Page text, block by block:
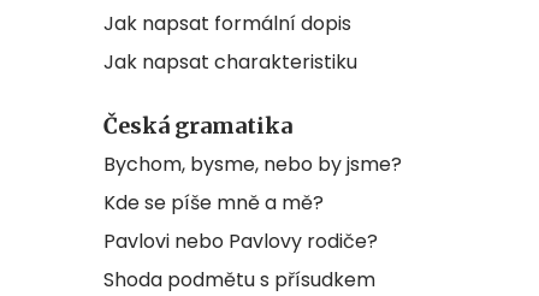
Jak napsat formální dopis
Jak napsat charakteristiku
Česká gramatika
Bychom, bysme, nebo by jsme?
Kde se píše mně a mě?
Pavlovi nebo Pavlovy rodiče?
Shoda podmětu s přísudkem